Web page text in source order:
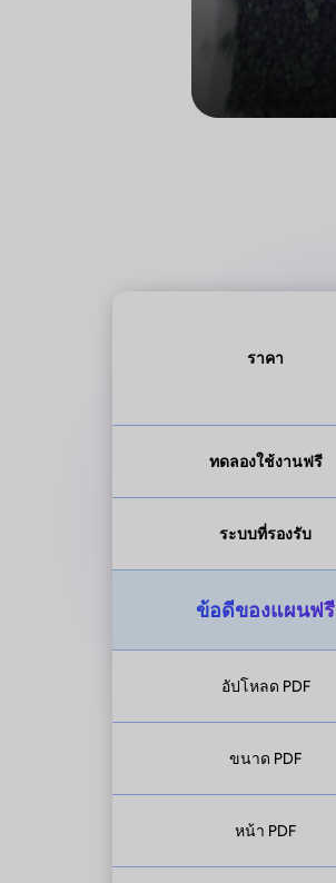
ราคา
ทดลองใช้งานฟรี
ระบบที่รองรับ
ข้อดีของแผนฟรี
อัปโหลด PDF
ขนาด PDF
หน้า PDF